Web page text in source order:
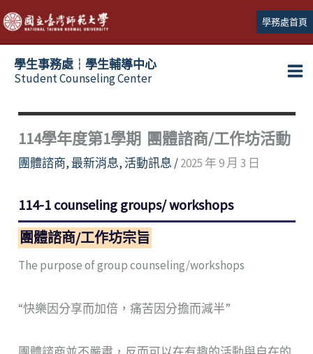
跳
至
主
學務處首頁
學生事務處┆學生輔導中心
Student Counseling Center
114學年度第1學期 團體諮商/工作坊活動
團體諮商, 最新消息, 活動訊息 /2025 年 9 月 3 日
114-1 counseling groups/ workshops
團體諮商/工作坊宗旨
The purpose of group counseling/workshops
“快樂因分享而加倍，痛苦因分擔而減半”